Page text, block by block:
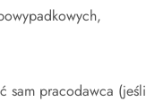
sam pracodawca (jeśli